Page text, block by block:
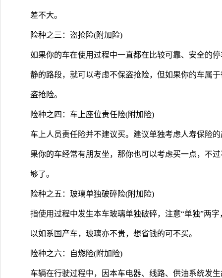
差不大。
险种之三：盗抢险(附加险)
如果你的车在使用过程中一直都在比较可靠、安全的
静的路段，就可以考虑不保盗抢险，但如果你的车属
盗抢险。
险种之四：车上座位责任险(附加险)
车上人员责任险并不建议买。建议单独考虑人寿保险
果你的车经常有朋友坐，那你也可以考虑买一点，不
够了。
险种之五：玻璃单独破碎险(附加险)
指使用过程中发生本车玻璃单独破碎，注意“单独”两
以如系国产车，玻璃亦不贵，想省钱的可不买。
险种之六：自燃险(附加险)
车辆在行驶过程中，因本车电器、线路、供油系统发